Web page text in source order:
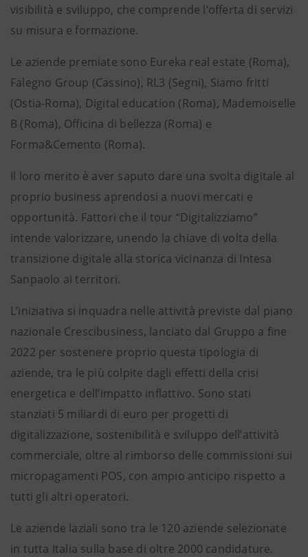
visibilità e sviluppo, che comprende l’offerta di servizi
su misura e formazione.
Le aziende premiate sono Eureka real estate (Roma),
Falegno Group (Cassino), RL3 (Segni), Siamo fritti
(Ostia-Roma), Digital education (Roma), Mademoiselle
B (Roma), Officina di bellezza (Roma) e
Forma&Cemento (Roma).
Il loro merito è aver saputo dare una svolta digitale al
proprio business aprendosi a nuovi mercati e
opportunità. Fattori che il tour “Digitalizziamo”
intende valorizzare, unendo la chiave di volta della
transizione digitale alla storica vicinanza di Intesa
Sanpaolo ai territori.
L’iniziativa si inquadra nelle attività previste dal piano
nazionale Crescibusiness, lanciato dal Gruppo a fine
2022 per sostenere proprio questa tipologia di
aziende, tra le più colpite dagli effetti della crisi
energetica e dell’impatto inflattivo. Sono stati
stanziati 5 miliardi di euro per progetti di
digitalizzazione, sostenibilità e sviluppo dell’attività
commerciale, oltre al rimborso delle commissioni sui
micropagamenti POS, con ampio anticipo rispetto a
tutti gli altri operatori.
Le aziende laziali sono tra le 120 aziende selezionate
in tutta Italia sulla base di oltre 2000 candidature.